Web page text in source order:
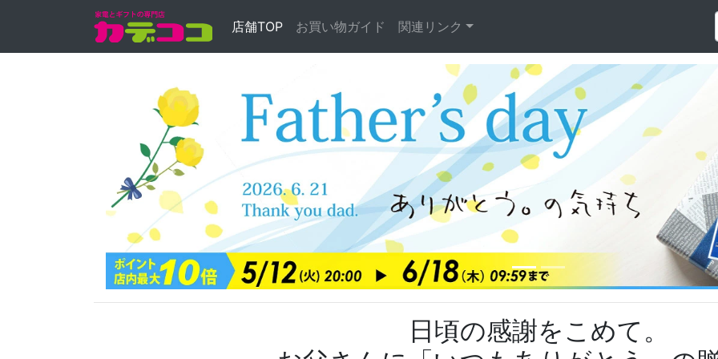
店舗TOP(current)
お買い物ガイド 関連リンク
Previous
日頃の感謝をこめて。